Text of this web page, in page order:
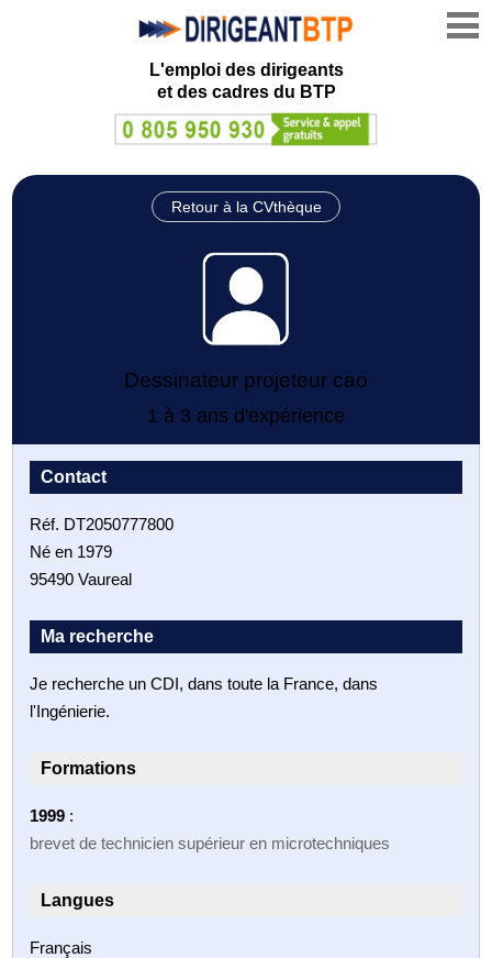
L'emploi des dirigeants
et des cadres du BTP
Retour à la CVthèque
Dessinateur projeteur cao
1 à 3 ans d'expérience
Contact
Réf. DT2050777800
Né en 1979
95490 Vaureal
Ma recherche
Je recherche un CDI, dans toute la France, dans
l'Ingénierie.
Formations
1999 :
brevet de technicien supérieur en microtechniques
Langues
Français